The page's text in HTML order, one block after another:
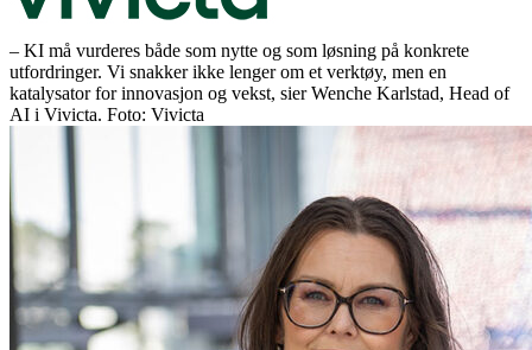
– KI må vurderes både som nytte og som løsning på konkrete
utfordringer. Vi snakker ikke lenger om et verktøy, men en
katalysator for innovasjon og vekst, sier Wenche Karlstad, Head of
AI i Vivicta. Foto: Vivicta